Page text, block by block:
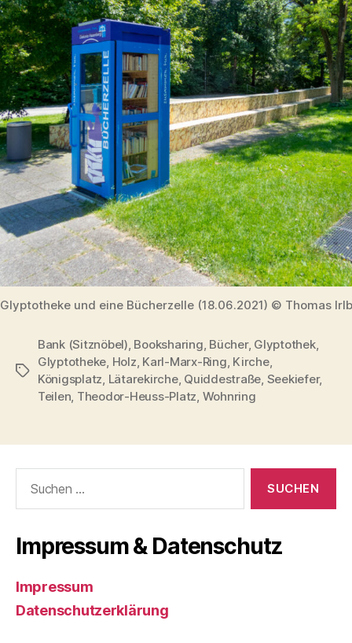
Glyptotheke und eine Bücherzelle (18.06.2021) © Thomas
Schlagwörter
Bank (Sitznöbel) Booksharing Bücher, Glyptothek,
Glyptotheke Holz Karl-Marx-Ring Kirche,
Königsplatz Lätarekirche, Quiddestraße Seekiefer,
Teilen Theodor-Heuss-Platz Wohnring
nach:
Impressum & Datenschutz
Impressum
Datenschutzerklärung